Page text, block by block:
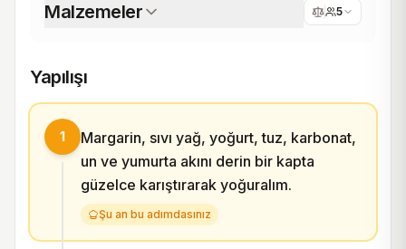
Malzemeler 5
Yapılışı
1
Margarin, sıvı yağ, yoğurt, tuz, karbonat,
un ve yumurta akını derin bir kapta
güzelce karıştırarak yoğuralım.
Şu an bu adımdasınız